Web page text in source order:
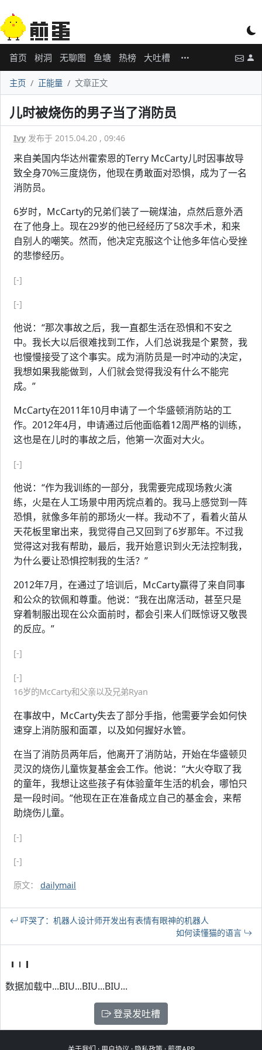
首页 树洞 无聊图 鱼塘 热榜 大吐槽
主页 正能量 文章正文
儿时被烧伤的男子当了消防员
Ivy 发布于 2015.04.20 , 09:46
来自美国内华达州霍索恩的Terry McCarty儿时因事故导
致全身70%三度烧伤，他现在勇敢面对恐惧，成为了一名
消防员。
6岁时，McCarty的兄弟们装了一碗煤油，点然后意外洒
在了他身上。现在29岁的他已经经历了58次手术，和来
自别人的嘲笑。然而，他决定克服这个让他多年信心受挫
的悲惨经历。
[-]
[-]
他说：“那次事故之后，我一直都生活在恐惧和不安之
中。我长大以后很难找到工作，人们总说我是个累赘，我
也慢慢接受了这个事实。成为消防员是一时冲动的决定，
我想如果我能做到，人们就会觉得我没有什么不能完
成。”
McCarty在2011年10月申请了一个华盛顿消防站的工
作。2012年4月，申请通过后他面临着12周严格的训练，
这也是在儿时的事故之后，他第一次面对大火。
[-]
他说：“作为我训练的一部分，我需要完成现场救火演
练，火是在人工场景中用丙烷点着的。我马上感觉到一阵
恐惧，就像多年前的那场火一样。我动不了，看着火苗从
天花板里窜出来，我觉得自己又回到了6岁那年。不过我
觉得这对我有帮助，最后，我开始意识到火无法控制我，
为什么要让恐惧控制我的生活？”
2012年7月，在通过了培训后，McCarty赢得了来自同事
和公众的钦佩和尊重。他说：“我在出席活动，甚至只是
穿着制服出现在公众面前时，都会引来人们既惊讶又敬畏
的反应。”
[-]
[-]
16岁的McCarty和父亲以及兄弟Ryan
在事故中，McCarty失去了部分手指，他需要学会如何快
速穿上消防服和面罩，以及如何握好水管。
在当了消防员两年后，他离开了消防站，开始在华盛顿贝
灵汉的烧伤儿童恢复基金会工作。他说：“大火夺取了我
的童年，我想让这些孩子有体验童年生活的机会，哪怕只
是一段时间。”他现在正在准备成立自己的基金会，来帮
助烧伤儿童。
[-]
[-]
原文： dailymail
吓哭了：机器人设计师开发出有表情有眼神的机器人
如何读懂猫的语言
数据加载中...BIU...BIU...BIU...
登录发吐槽